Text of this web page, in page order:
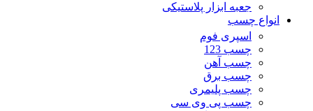
جعبه ابزار پلاستیکی
انواع چسب
اسپری فوم
چسب 123
چسب آهن
چسب برق
چسب پلیمری
چسب پی وی سی